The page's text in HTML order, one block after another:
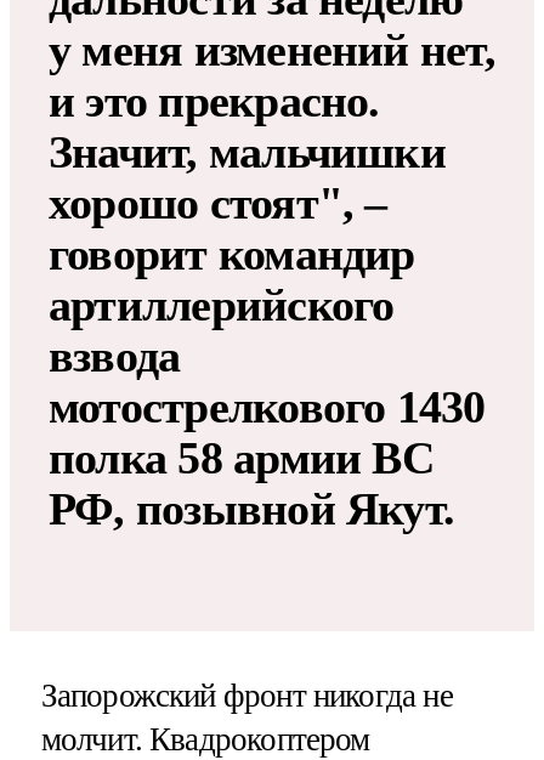
у меня изменений нет,
и это прекрасно.
Значит, мальчишки
хорошо стоят", –
говорит командир
артиллерийского
взвода
мотострелкового 1430
полка 58 армии ВС
РФ, позывной Якут.
Запорожский фронт никогда не
молчит. Квадрокоптером